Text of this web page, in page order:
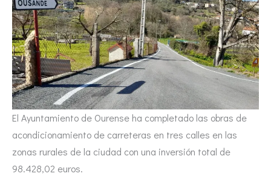
El Ayuntamiento de Ourense ha completado las obras de
acondicionamiento de carreteras en tres calles en las
zonas rurales de la ciudad con una inversión total de
98.428,02 euros.